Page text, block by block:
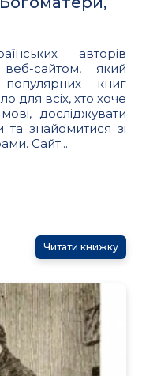
авторів
сайтом, який
книг
для всіх, хто хоче
досліджувати
та знайомитися зі
Сайт...
Читати книжку